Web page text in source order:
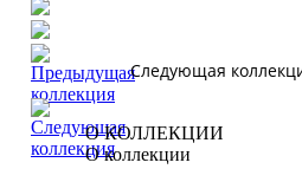
Следующая
О КОЛЛЕКЦИИ
О коллекции